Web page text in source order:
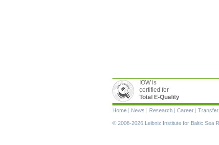
IOW is
certified for
Total E-Quality
Skip
navigation
Home | News | Research | Career | Transfer
© 2008-2026 Leibniz Institute for Baltic Sea